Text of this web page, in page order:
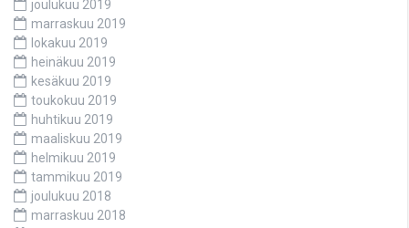
joulukuu 2019
marraskuu 2019
lokakuu 2019
heinäkuu 2019
kesäkuu 2019
toukokuu 2019
huhtikuu 2019
maaliskuu 2019
helmikuu 2019
tammikuu 2019
joulukuu 2018
marraskuu 2018